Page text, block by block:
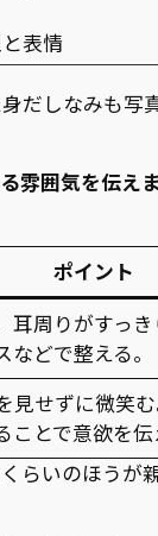
表情
だしなみも写
雰囲気を伝え
ポイント
耳周りがすっ
どで整える。
見せずに微笑
ことで意欲を
らいのほうが